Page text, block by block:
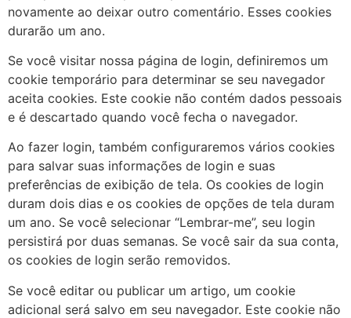
novamente ao deixar outro comentário. Esses cookies
durarão um ano.
Se você visitar nossa página de login, definiremos um
cookie temporário para determinar se seu navegador
aceita cookies. Este cookie não contém dados pessoais
e é descartado quando você fecha o navegador.
Ao fazer login, também configuraremos vários cookies
para salvar suas informações de login e suas
preferências de exibição de tela. Os cookies de login
duram dois dias e os cookies de opções de tela duram
um ano. Se você selecionar “Lembrar-me”, seu login
persistirá por duas semanas. Se você sair da sua conta,
os cookies de login serão removidos.
Se você editar ou publicar um artigo, um cookie
adicional será salvo em seu navegador. Este cookie não